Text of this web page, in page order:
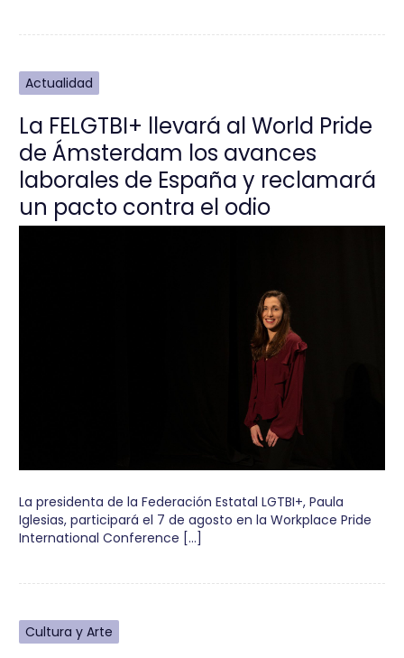
Actualidad
La FELGTBI+ llevará al World Pride
de Ámsterdam los avances
laborales de España y reclamará
un pacto contra el odio
La presidenta de la Federación Estatal LGTBI+, Paula
Iglesias, participará el 7 de agosto en la Workplace Pride
International Conference […]
Cultura y Arte